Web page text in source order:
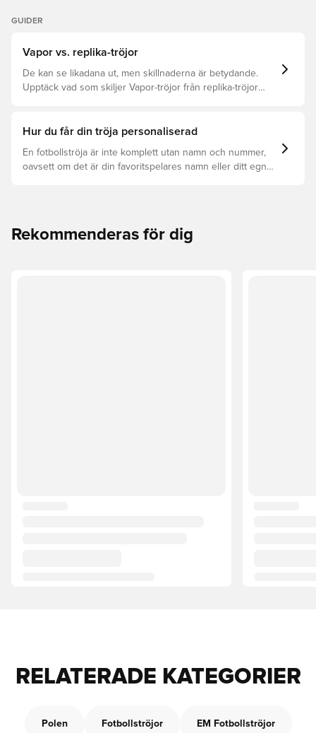
GUIDER
Vapor vs. replika-tröjor
De kan se likadana ut, men skillnaderna är betydande.
Upptäck vad som skiljer Vapor-tröjor från replika-tröjor
Hur du får din tröja personaliserad
En fotbollströja är inte komplett utan namn och nummer,
oavsett om det är din favoritspelares namn eller ditt egna.
Rekommenderas för dig
RELATERADE KATEGORIER
Polen Fotbollströjor EM Fotbollströjor